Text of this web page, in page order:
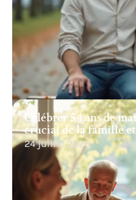
Célébrer 54 ans de
crucial de la famille et
24 juillet 2026